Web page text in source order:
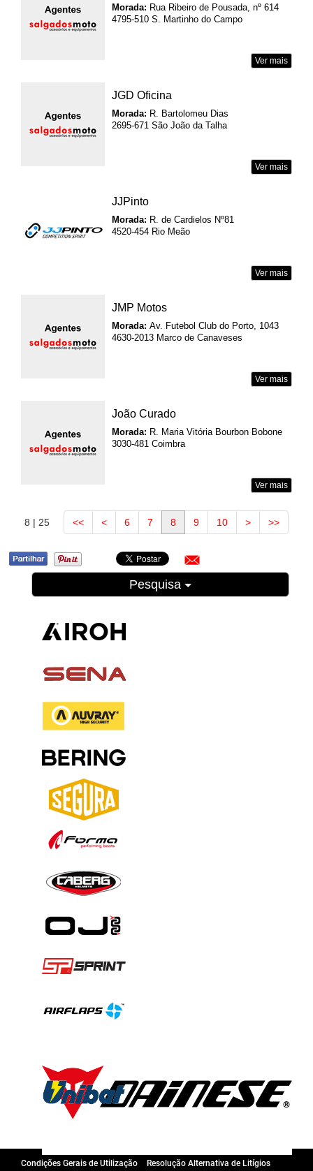
Morada: Rua Ribeiro de Pousada, nº 614
4795-510 S. Martinho do Campo
Ver mais
JGD Oficina
Morada: R. Bartolomeu Dias
2695-671 São João da Talha
Ver mais
JJPinto
Morada: R. de Cardielos Nº81
4520-454 Rio Meão
Ver mais
JMP Motos
Morada: Av. Futebol Club do Porto, 1043
4630-2013 Marco de Canaveses
Ver mais
João Curado
Morada: R. Maria Vitória Bourbon Bobone
3030-481 Coimbra
Ver mais
8 | 25 << < 6 7 8 9 10 > >>
Pesquisa
Condições Gerais de Utilização
Resolução Alternativa de Litígios